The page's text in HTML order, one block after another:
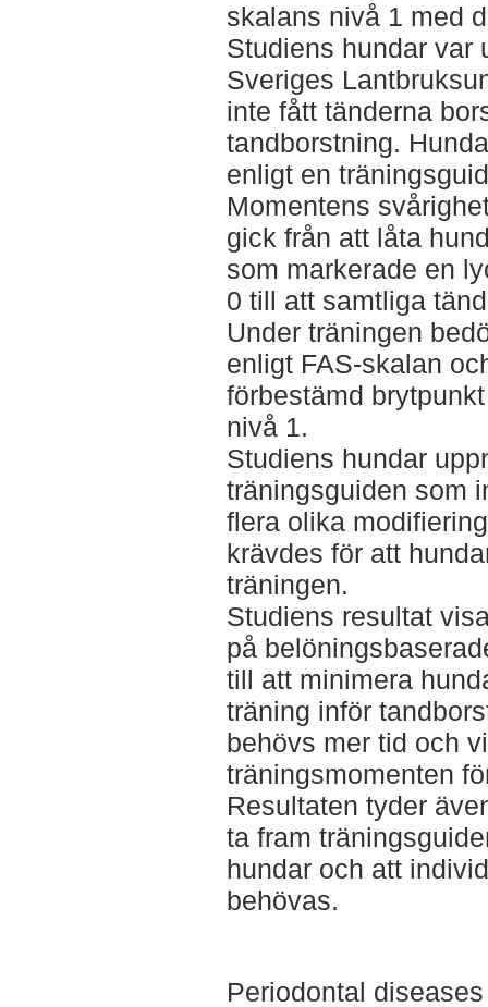
skalans nivå 1 med
Studiens hundar var
Sveriges
inte fått tänderna
tandborstning.
enligt en
Momentens
gick från att låta
som markerade en
0 till att samtliga
Under träningen
enligt FAS-skalan
förbestämd
nivå 1.
Studiens hundar
träningsguiden som
flera olika
krävdes för att
träningen.
Studiens resultat
på
till att minimera
träning inför
behövs mer tid och
träningsmomenten
Resultaten tyder
ta fram
hundar och att
behövas.
Periodontal